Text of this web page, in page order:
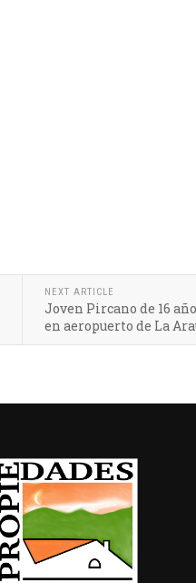
NEXT ARTICLE
Joven Pircano de 16
en aeropuerto de La